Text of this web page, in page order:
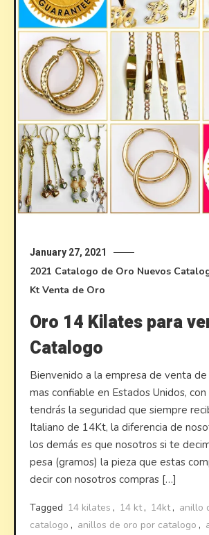
January 27, 2021
2021 Catalogo de Oro Nuevos
Kt Venta de Oro
Oro 14 Kilates para
Catalogo
Bienvenido a la empresa de venta
mas confiable en Estados Unidos,
tendrás la seguridad que siempre
Italiano de 14Kt, la diferencia de
los demás es que nosotros si te
pesa (gramos) la pieza que estas
decir con nosotros compras […]
Tagged 14 kilates , 14 kt, 14kt, anillo
catalogo , anillos de oro por catalogo ,